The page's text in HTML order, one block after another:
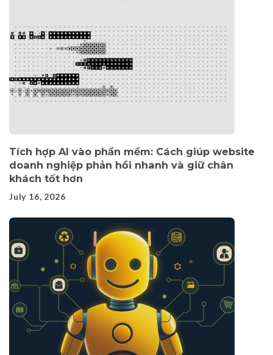
Tích hợp AI vào phần mềm: Cách giúp website
doanh nghiệp phản hồi nhanh và giữ chân
khách tốt hơn
July 16, 2026